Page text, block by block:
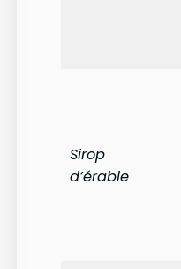
Sirop
d’érable